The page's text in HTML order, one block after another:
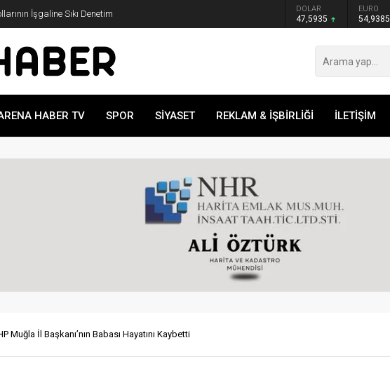
İşgaline Sıkı Denetim DOLAR
47,5935
EURO
54,9385
HABER TV SPOR SİYASET REKLAM & İŞBİRLİĞİ İLETİŞİM
Muğla İl Başkanı’nın Babası Hayatını Kaybetti